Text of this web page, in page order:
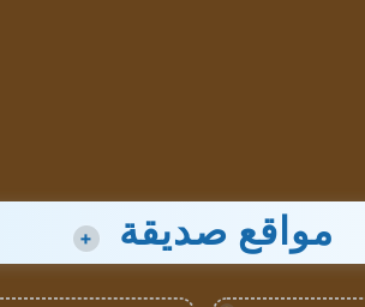
مواقع صديقة +